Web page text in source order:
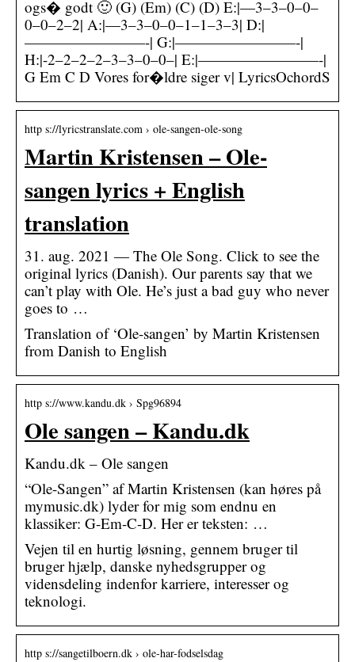
ogs� godt 🙂 (G) (Em) (C) (D) E:|—3–3–0–0–
0–0–2–2| A:|—3–3–0–0–1–1–3–3| D:|
————————-| G:|————————-|
H:|-2–2–2–2–3–3–0–0–| E:|————————-|
G Em C D Vores for�ldre siger v| LyricsOchordS
http s://lyricstranslate.com › ole-sangen-ole-song
Martin Kristensen – Ole-
sangen lyrics + English
translation
31. aug. 2021 — The Ole Song. Click to see the
original lyrics (Danish). Our parents say that we
can’t play with Ole. He’s just a bad guy who never
goes to …
Translation of ‘Ole-sangen’ by Martin Kristensen
from Danish to English
http s://www.kandu.dk › Spg96894
Ole sangen – Kandu.dk
Kandu.dk – Ole sangen
“Ole-Sangen” af Martin Kristensen (kan høres på
mymusic.dk) lyder for mig som endnu en
klassiker: G-Em-C-D. Her er teksten: …
Vejen til en hurtig løsning, gennem bruger til
bruger hjælp, danske nyhedsgrupper og
vidensdeling indenfor karriere, interesser og
teknologi.
http s://sangetilboern.dk › ole-har-fodselsdag